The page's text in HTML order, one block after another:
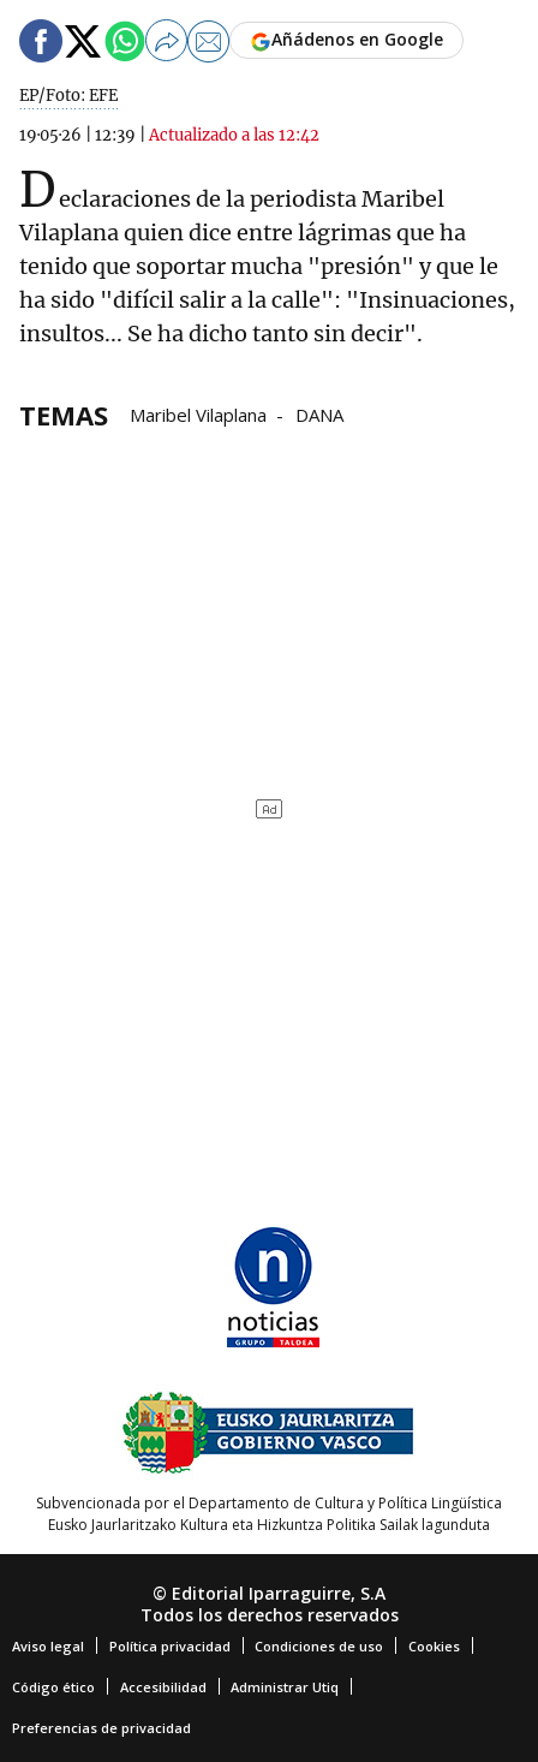
EP/Foto: EFE
19·05·26
12:39 |Actualizado a las 12:42
Añádenos en Google
Declaraciones de la periodista Maribel
Vilaplana quien dice entre lágrimas que ha
tenido que soportar mucha "presión" y que le
ha sido "difícil salir a la calle": "Insinuaciones,
insultos... Se ha dicho tanto sin decir".
TEMAS Maribel Vilaplana DANA
Subvencionada por el Departamento de Cultura y Política Lingüística
Eusko Jaurlaritzako Kultura eta Hizkuntza Politika Sailak lagunduta
© Editorial Iparraguirre, S.A
Todos los derechos reservados
Aviso legal Política privacidad Condiciones de uso Cookies
Código ético Accesibilidad Administrar Utiq
Preferencias de privacidad